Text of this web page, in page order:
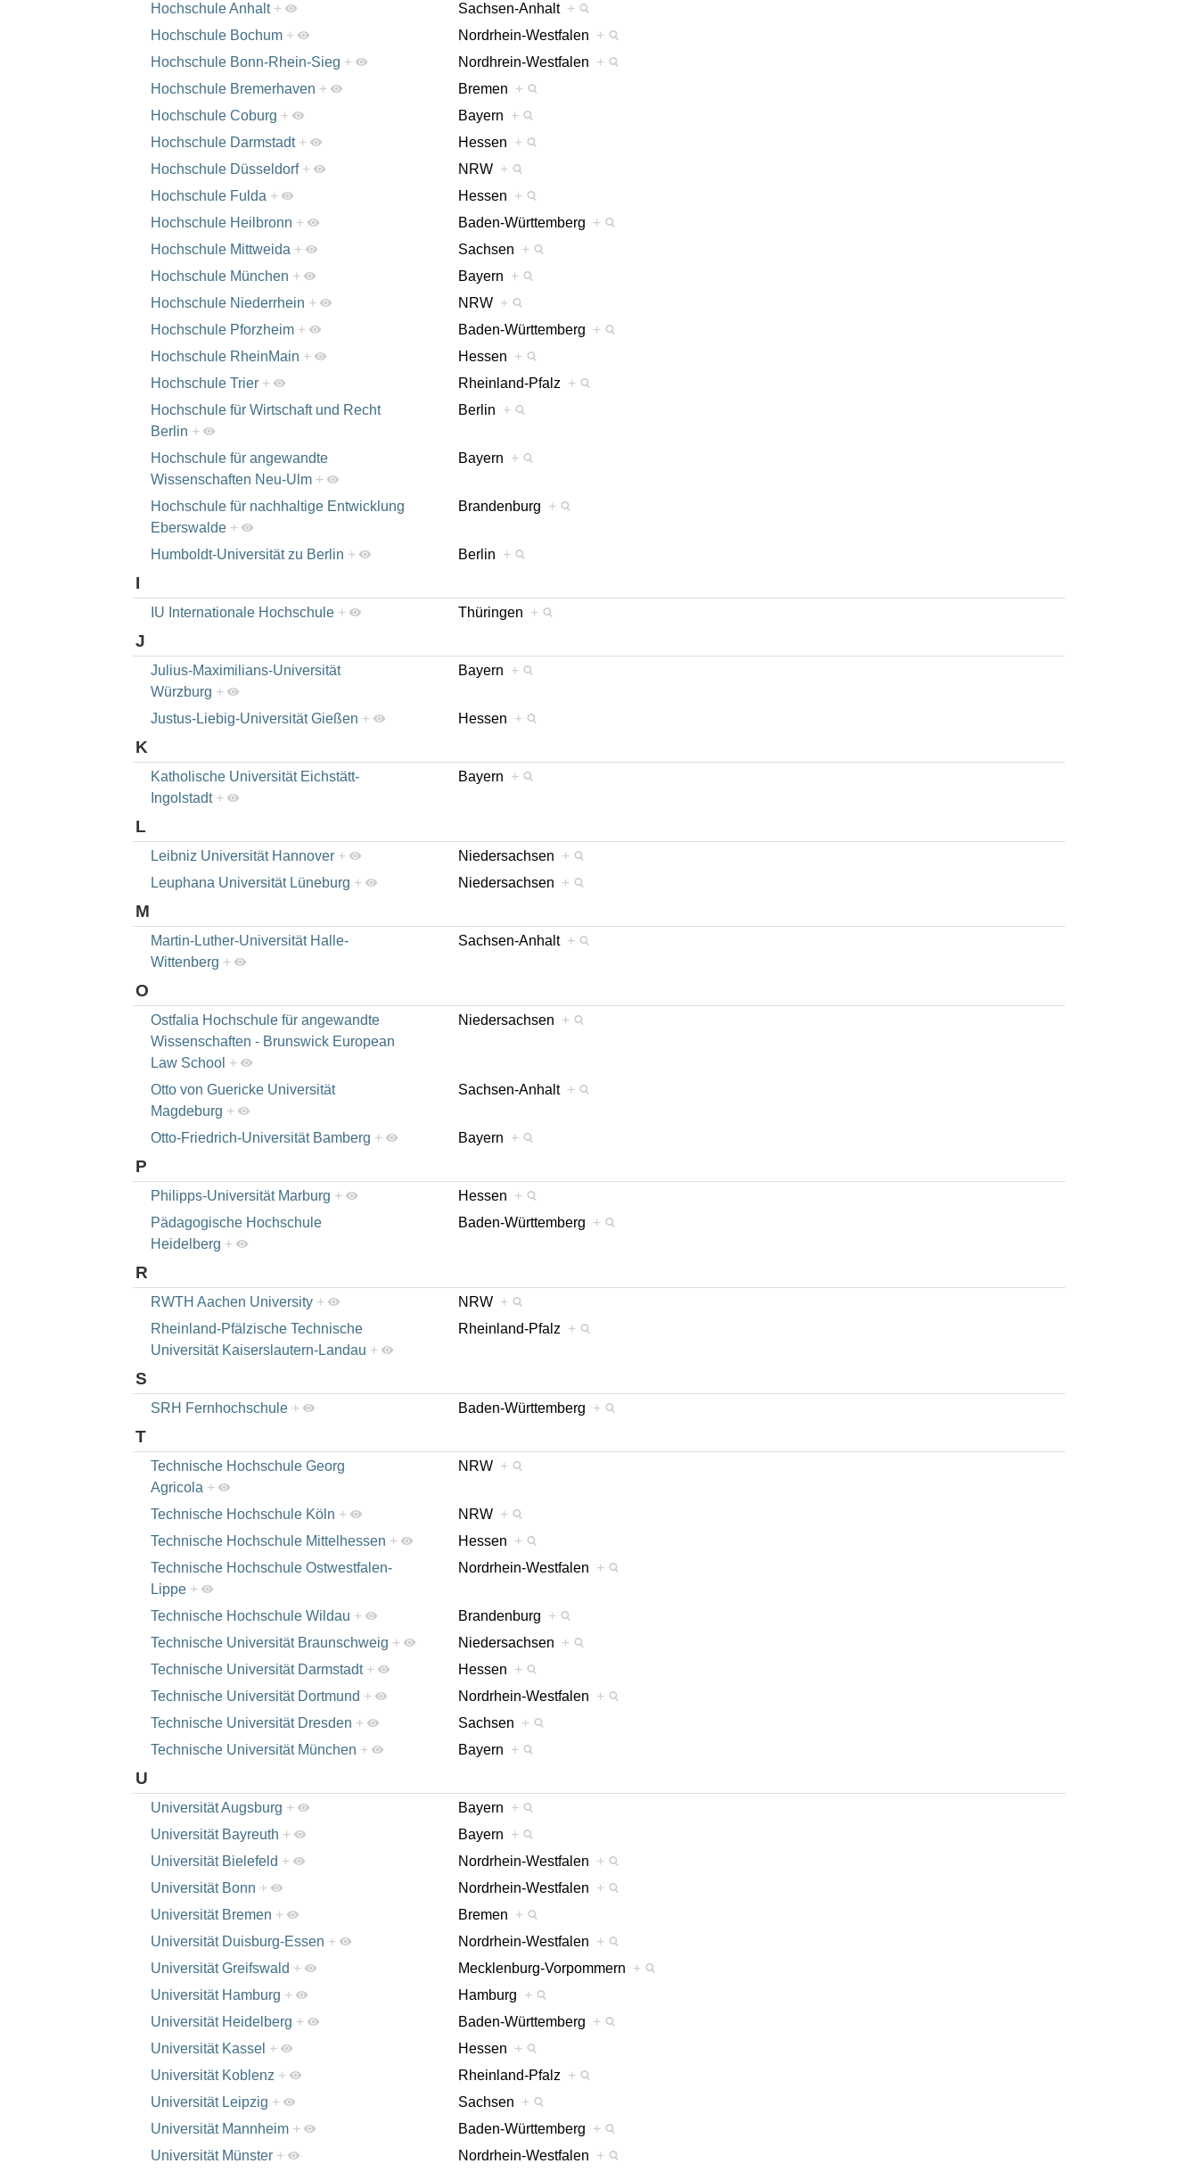
Hochschule Anhalt + Sachsen-Anhalt +
Hochschule Bochum + Nordrhein-Westfalen +
Hochschule Bonn-Rhein-Sieg + Nordhrein-Westfalen +
Hochschule Bremerhaven + Bremen +
Hochschule Coburg + Bayern +
Hochschule Darmstadt + Hessen +
Hochschule Düsseldorf + NRW +
Hochschule Fulda + Hessen +
Hochschule Heilbronn + Baden-Württemberg +
Hochschule Mittweida + Sachsen +
Hochschule München + Bayern +
Hochschule Niederrhein + NRW +
Hochschule Pforzheim + Baden-Württemberg +
Hochschule RheinMain + Hessen +
Hochschule Trier + Rheinland-Pfalz +
Hochschule für Wirtschaft und Recht
Berlin +
Berlin +
Hochschule für angewandte
Wissenschaften Neu-Ulm +
Bayern +
Hochschule für nachhaltige Entwicklung
Eberswalde +
Brandenburg +
Humboldt-Universität zu Berlin + Berlin +
I
IU Internationale Hochschule + Thüringen +
J
Julius-Maximilians-Universität
Würzburg +
Bayern +
Justus-Liebig-Universität Gießen + Hessen +
K
Katholische Universität Eichstätt-
Ingolstadt +
Bayern +
L
Leibniz Universität Hannover + Niedersachsen +
Leuphana Universität Lüneburg + Niedersachsen +
M
Martin-Luther-Universität Halle-
Wittenberg +
Sachsen-Anhalt +
O
Ostfalia Hochschule für angewandte
Wissenschaften - Brunswick European
Law School +
Niedersachsen +
Otto von Guericke Universität
Magdeburg +
Sachsen-Anhalt +
Otto-Friedrich-Universität Bamberg + Bayern +
P
Philipps-Universität Marburg + Hessen +
Pädagogische Hochschule
Heidelberg +
Baden-Württemberg +
R
RWTH Aachen University + NRW +
Rheinland-Pfälzische Technische
Universität Kaiserslautern-Landau +
Rheinland-Pfalz +
S
SRH Fernhochschule + Baden-Württemberg +
T
Technische Hochschule Georg
Agricola +
NRW +
Technische Hochschule Köln + NRW +
Technische Hochschule Mittelhessen + Hessen +
Technische Hochschule Ostwestfalen-
Lippe +
Nordrhein-Westfalen +
Technische Hochschule Wildau + Brandenburg +
Technische Universität Braunschweig + Niedersachsen +
Technische Universität Darmstadt + Hessen +
Technische Universität Dortmund + Nordrhein-Westfalen +
Technische Universität Dresden + Sachsen +
Technische Universität München + Bayern +
U
Universität Augsburg + Bayern +
Universität Bayreuth + Bayern +
Universität Bielefeld + Nordrhein-Westfalen +
Universität Bonn + Nordrhein-Westfalen +
Universität Bremen + Bremen +
Universität Duisburg-Essen + Nordrhein-Westfalen +
Universität Greifswald + Mecklenburg-Vorpommern +
Universität Hamburg + Hamburg +
Universität Heidelberg + Baden-Württemberg +
Universität Kassel + Hessen +
Universität Koblenz + Rheinland-Pfalz +
Universität Leipzig + Sachsen +
Universität Mannheim + Baden-Württemberg +
Universität Münster + Nordrhein-Westfalen +